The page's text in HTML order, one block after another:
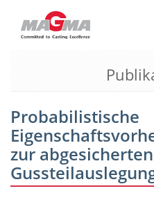
MAGMA Europa,
EN
CS
MAGMA Nordamerika, USA
Probabilistische
zur abgesicherten